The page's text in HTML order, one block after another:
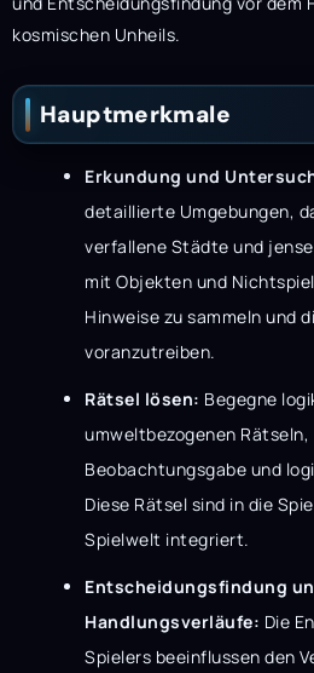
kosmischen Unheils.
Hauptmerkmale
Erkundung und
detaillierte Umgebungen,
verfallene Städte und
mit Objekten und
Hinweise zu sammeln und
voranzutreiben.
Rätsel lösen: Begegne
umweltbezogenen Rätseln,
Beobachtungsgabe und
Diese Rätsel sind in die
Spielwelt integriert.
Entscheidungsfindung
Handlungsverläufe: Die
Spielers beeinflussen den